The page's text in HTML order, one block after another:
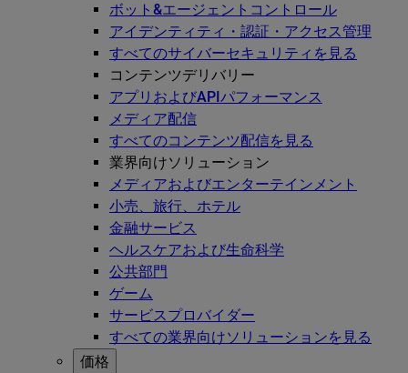
ボット&エージェントコントロール
アイデンティティ・認証・アクセス管理
すべてのサイバーセキュリティを見る
コンテンツデリバリー
アプリおよびAPIパフォーマンス
メディア配信
すべてのコンテンツ配信を見る
業界向けソリューション
メディアおよびエンターテインメント
小売、旅行、ホテル
金融サービス
ヘルスケアおよび生命科学
公共部門
ゲーム
サービスプロバイダー
すべての業界向けソリューションを見る
価格